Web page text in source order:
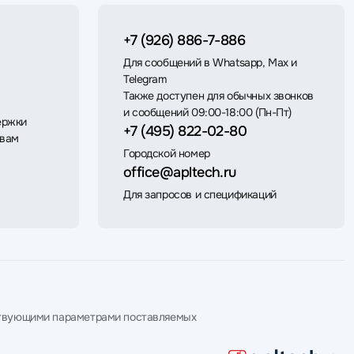
+7 (926) 886-7-886
Для сообщений в Whatsapp, Max и
Telegram
Также доступен для обычных звонков
и сообщений 09:00-18:00 (Пн-Пт)
+7 (495) 822-02-80
Городской номер
office@apltech.ru
Для запросов и спецификаций
параметрами поставляемых